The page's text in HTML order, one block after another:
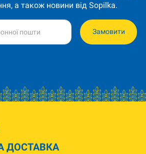
а також новини від Sopilka.
Замовити
ДОСТАВКА